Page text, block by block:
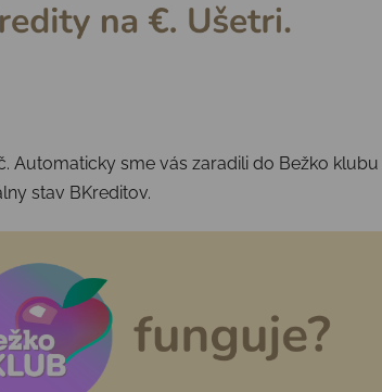
Automaticky sme vás zaradili do Bežko klubu
stav BKreditov.